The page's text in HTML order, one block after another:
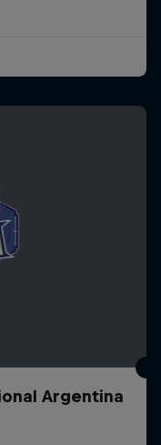
Argentina